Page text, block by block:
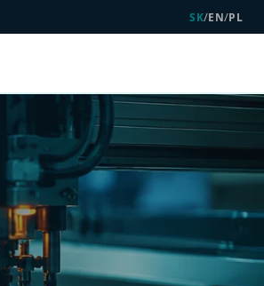
SK/EN/PL